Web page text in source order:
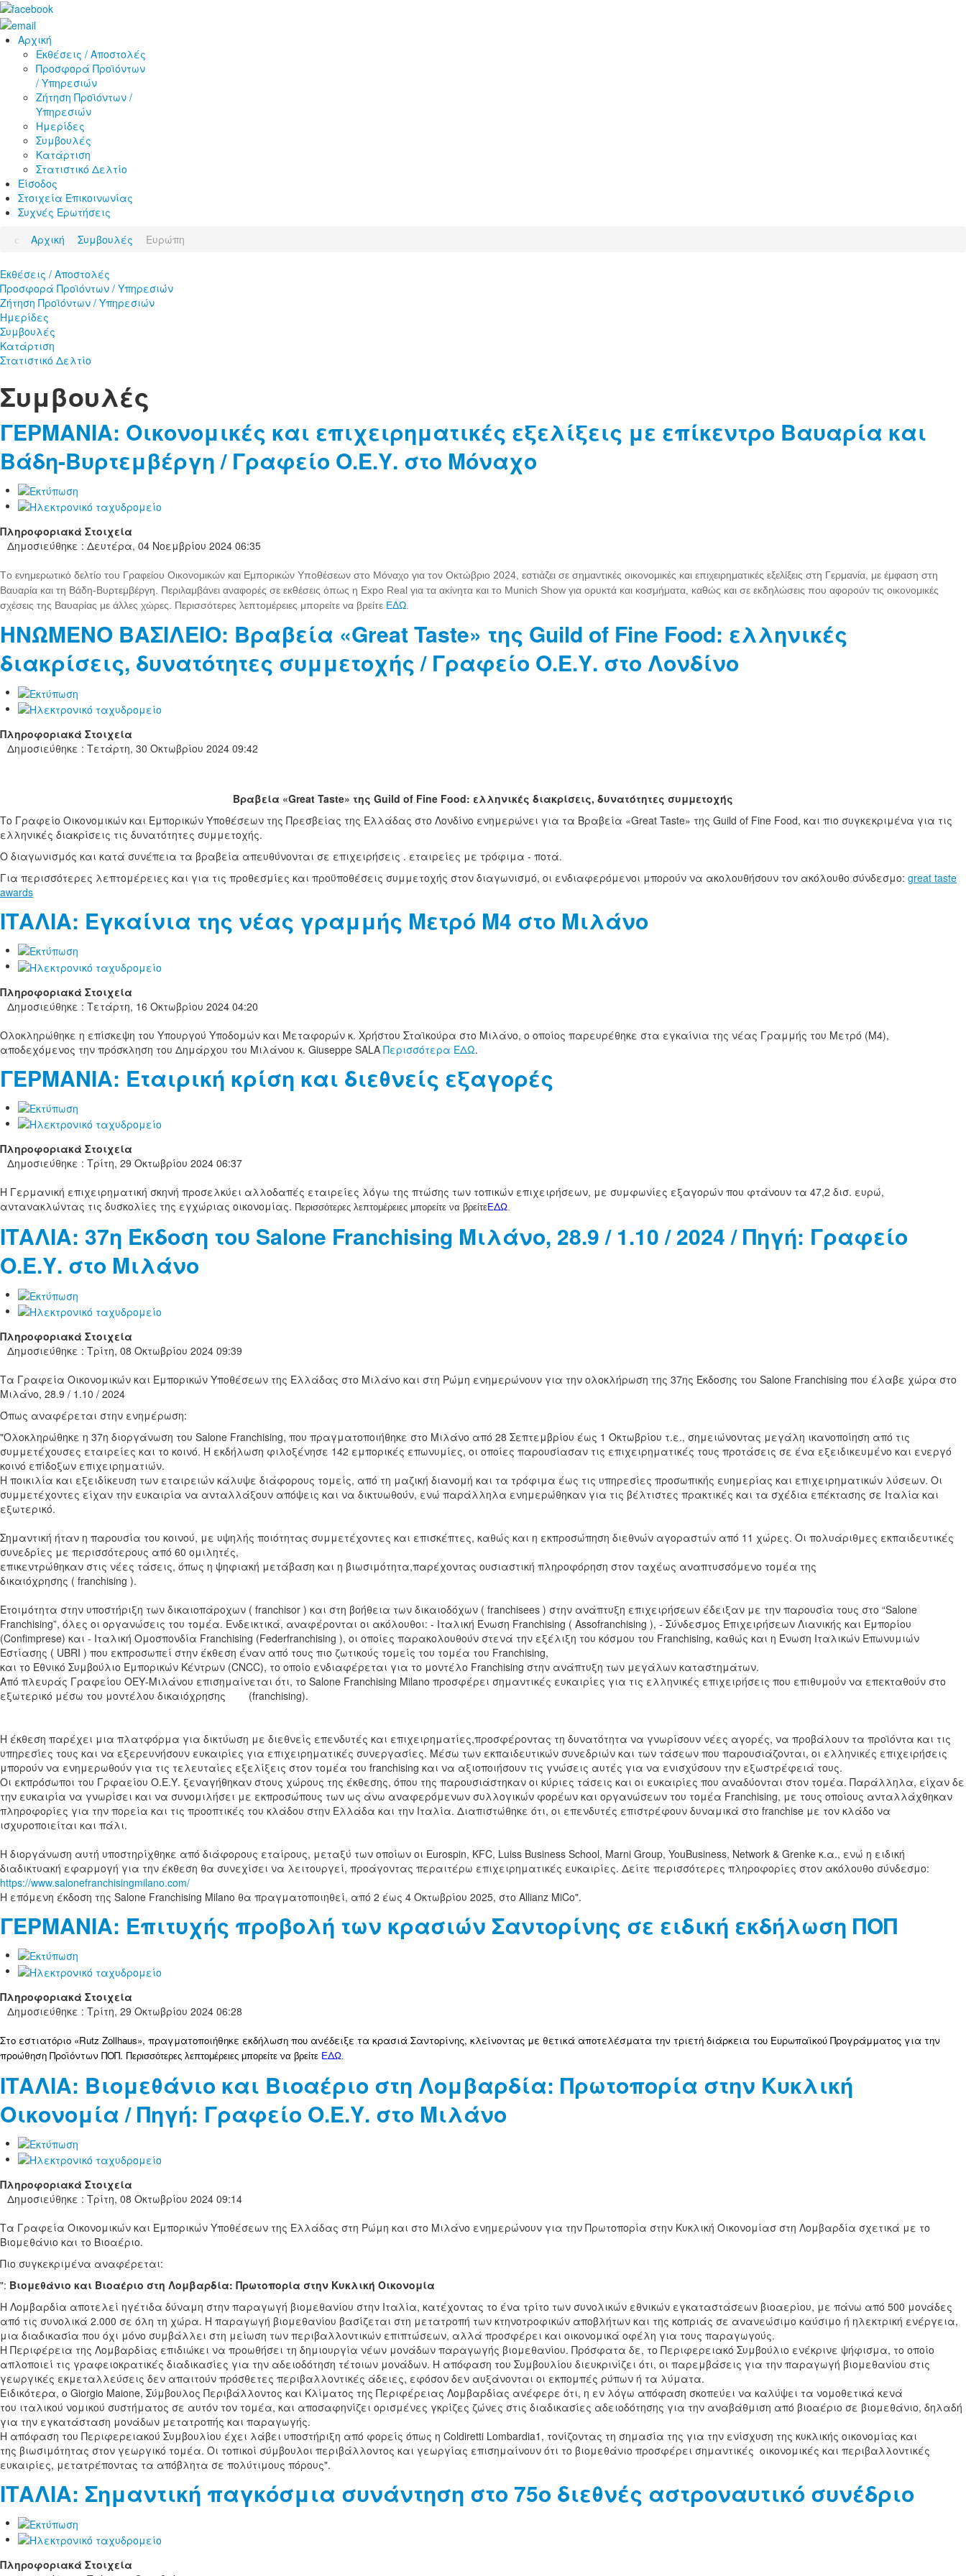
Αρχική
Εκθέσεις / Αποστολές
Προσφορά Προϊόντων
/ Υπηρεσιών
Ζήτηση Προϊόντων /
Υπηρεσιών
Ημερίδες
Συμβουλές
Κατάρτιση
Στατιστικό Δελτίο
Είσοδος
Στοιχεία Επικοινωνίας
Συχνές Ερωτήσεις
Αρχική
Συμβουλές Ευρώπη
Εκθέσεις / Αποστολές
Προσφορά Προϊόντων / Υπηρεσιών
Ζήτηση Προϊόντων / Υπηρεσιών
Ημερίδες
Συμβουλές
Κατάρτιση
Στατιστικό Δελτίο
Συμβουλές
ΓΕΡΜΑΝΙΑ: Οικονομικές και επιχειρηματικές εξελίξεις με επίκεντρο Βαυαρία και
Βάδη-Βυρτεμβέργη / Γραφείο Ο.Ε.Υ. στο Μόναχο
Πληροφοριακά Στοιχεία
Δημοσιεύθηκε : Δευτέρα, 04 Νοεμβρίου 2024 06:35
Tο ενημερωτικό δελτίο του Γραφείου Οικονομικών και Εμπορικών Υποθέσεων στο Μόναχο για τον Οκτώβριο 2024, εστιάζει σε σημαντικές οικονομικές και επιχειρηματικές εξελίξεις στη Γερμανία, με έμφαση στη
Βαυαρία και τη Βάδη-Βυρτεμβέργη. Περιλαμβάνει αναφορές σε εκθέσεις όπως η Expo Real για τα ακίνητα και το Munich Show για ορυκτά και κοσμήματα, καθώς και σε εκδηλώσεις που αφορούν τις οικονομικές
σχέσεις της Βαυαρίας με άλλες χώρες. Περισσότερες λεπτομέρειες μπορείτε να βρείτε ΕΔΩ.
ΗΝΩΜΕΝΟ ΒΑΣΙΛΕΙΟ: Βραβεία «Great Taste» της Guild of Fine Food: ελληνικές
διακρίσεις, δυνατότητες συμμετοχής / Γραφείο Ο.Ε.Υ. στο Λονδίνο
Πληροφοριακά Στοιχεία
Δημοσιεύθηκε : Τετάρτη, 30 Οκτωβρίου 2024 09:42
Βραβεία «Great Taste» της Guild of Fine Food: ελληνικές διακρίσεις, δυνατότητες συμμετοχής
Το Γραφείο Οικονομικών και Εμπορικών Υποθέσεων της Πρεσβείας της Ελλάδας στο Λονδίνο ενημερώνει για τα Βραβεία «Great Taste» της Guild of Fine Food, και πιο συγκεκριμένα για τις
ελληνικές διακρίσεις τις δυνατότητες συμμετοχής.
Ο διαγωνισμός και κατά συνέπεια τα βραβεία απευθύνονται σε επιχειρήσεις . εταιρείες με τρόφιμα - ποτά.
Για περισσότερες λεπτομέρειες και για τις προθεσμίες και προϋποθέσεις συμμετοχής στον διαγωνισμό, οι ενδιαφερόμενοι μπορούν να ακολουθήσουν τον ακόλουθο σύνδεσμο: great taste
awards
ΙΤΑΛΙΑ: Εγκαίνια της νέας γραμμής Μετρό Μ4 στο Μιλάνο
Πληροφοριακά Στοιχεία
Δημοσιεύθηκε : Τετάρτη, 16 Οκτωβρίου 2024 04:20
Ολοκληρώθηκε η επίσκεψη του Υπουργού Υποδομών και Μεταφορών κ. Χρήστου Σταϊκούρα στο Μιλάνο, ο οποίος παρευρέθηκε στα εγκαίνια της νέας Γραμμής του Μετρό (Μ4),
αποδεχόμενος την πρόσκληση του Δημάρχου του Μιλάνου κ. Giuseppe SALA Περισσότερα ΕΔΩ.
ΓΕΡΜΑΝΙΑ: Εταιρική κρίση και διεθνείς εξαγορές
Πληροφοριακά Στοιχεία
Δημοσιεύθηκε : Τρίτη, 29 Οκτωβρίου 2024 06:37
Η Γερμανική επιχειρηματική σκηνή προσελκύει αλλοδαπές εταιρείες λόγω της πτώσης των τοπικών επιχειρήσεων, με συμφωνίες εξαγορών που φτάνουν τα 47,2 δισ. ευρώ,
αντανακλώντας τις δυσκολίες της εγχώριας οικονομίας. Περισσότερες λεπτομέρειες μπορείτε να βρείτεΕΔΩ.
ΙΤΑΛΙΑ: 37η Έκδοση του Salone Franchising Μιλάνο, 28.9 / 1.10 / 2024 / Πηγή: Γραφείο
Ο.Ε.Υ. στο Μιλάνο
Πληροφοριακά Στοιχεία
Δημοσιεύθηκε : Τρίτη, 08 Οκτωβρίου 2024 09:39
Τα Γραφεία Οικονομικών και Εμπορικών Υποθέσεων της Ελλάδας στο Μιλάνο και στη Ρώμη ενημερώνουν για την ολοκλήρωση της 37ης Έκδοσης του Salone Franchising που έλαβε χώρα στο
Μιλάνο, 28.9 / 1.10 / 2024
Όπως αναφέρεται στην ενημέρωση:
"Ολοκληρώθηκε η 37η διοργάνωση του Salone Franchising, που πραγματοποιήθηκε στο Μιλάνο από 28 Σεπτεμβρίου έως 1 Οκτωβρίου τ.ε., σημειώνοντας μεγάλη ικανοποίηση από τις
συμμετέχουσες εταιρείες και το κοινό. Η εκδήλωση φιλοξένησε 142 εμπορικές επωνυμίες, οι οποίες παρουσίασαν τις επιχειρηματικές τους προτάσεις σε ένα εξειδικευμένο και ενεργό
κοινό επίδοξων επιχειρηματιών.
Η ποικιλία και εξειδίκευση των εταιρειών κάλυψε διάφορους τομείς, από τη μαζική διανομή και τα τρόφιμα έως τις υπηρεσίες προσωπικής ευημερίας και επιχειρηματικών λύσεων. Οι
συμμετέχοντες είχαν την ευκαιρία να ανταλλάξουν απόψεις και να δικτυωθούν, ενώ παράλληλα ενημερώθηκαν για τις βέλτιστες πρακτικές και τα σχέδια επέκτασης σε Ιταλία και
εξωτερικό.
Σημαντική ήταν η παρουσία του κοινού, με υψηλής ποιότητας συμμετέχοντες και επισκέπτες, καθώς και η εκπροσώπηση διεθνών αγοραστών από 11 χώρες. Οι πολυάριθμες εκπαιδευτικές
συνεδρίες με περισσότερους από 60 ομιλητές,
επικεντρώθηκαν στις νέες τάσεις, όπως η ψηφιακή μετάβαση και η βιωσιμότητα,παρέχοντας ουσιαστική πληροφόρηση στον ταχέως αναπτυσσόμενο τομέα της
δικαιόχρησης ( franchising ).
Ετοιμότητα στην υποστήριξη των δικαιοπάροχων ( franchisor ) και στη βοήθεια των δικαιοδόχων ( franchisees ) στην ανάπτυξη επιχειρήσεων έδειξαν με την παρουσία τους στο “Salone
Franchising”, όλες οι οργανώσεις του τομέα. Ενδεικτικά, αναφέρονται οι ακόλουθοι: - Ιταλική Ένωση Franchising ( Assofranchising ), - Σύνδεσμος Επιχειρήσεων Λιανικής και Εμπορίου
(Confimprese) και - Ιταλική Ομοσπονδία Franchising (Federfranchising ), οι οποίες παρακολουθούν στενά την εξέλιξη του κόσμου του Franchising, καθώς και η Ένωση Ιταλικών Επωνυμιών
Εστίασης ( UBRI ) που εκπροσωπεί στην έκθεση έναν από τους πιο ζωτικούς τομείς του τομέα του Franchising,
και το Εθνικό Συμβούλιο Εμπορικών Κέντρων (CNCC), το οποίο ενδιαφέρεται για το μοντέλο Franchising στην ανάπτυξη των μεγάλων καταστημάτων.
Από πλευράς Γραφείου ΟΕΥ-Μιλάνου επισημαίνεται ότι, το Salone Franchising Milano προσφέρει σημαντικές ευκαιρίες για τις ελληνικές επιχειρήσεις που επιθυμούν να επεκταθούν στο
εξωτερικό μέσω του μοντέλου δικαιόχρησης (franchising).
Η έκθεση παρέχει μια πλατφόρμα για δικτύωση με διεθνείς επενδυτές και επιχειρηματίες,προσφέροντας τη δυνατότητα να γνωρίσουν νέες αγορές, να προβάλουν τα προϊόντα και τις
υπηρεσίες τους και να εξερευνήσουν ευκαιρίες για επιχειρηματικές συνεργασίες. Μέσω των εκπαιδευτικών συνεδριών και των τάσεων που παρουσιάζονται, οι ελληνικές επιχειρήσεις
μπορούν να ενημερωθούν για τις τελευταίες εξελίξεις στον τομέα του franchising και να αξιοποιήσουν τις γνώσεις αυτές για να ενισχύσουν την εξωστρέφειά τους.
Οι εκπρόσωποι του Γρφαείου Ο.Ε.Υ. ξεναγήθηκαν στους χώρους της έκθεσης, όπου της παρουσιάστηκαν οι κύριες τάσεις και οι ευκαιρίες που αναδύονται στον τομέα. Παράλληλα, είχαν δε
την ευκαιρία να γνωρίσει και να συνομιλήσει με εκπροσώπους των ως άνω αναφερόμενων συλλογικών φορέων και οργανώσεων του τομέα Franchising, με τους οποίους ανταλλάχθηκαν
πληροφορίες για την πορεία και τις προοπτικές του κλάδου στην Ελλάδα και την Ιταλία. Διαπιστώθηκε ότι, οι επενδυτές επιστρέφουν δυναμικά στο franchise με τον κλάδο να
ισχυροποιείται και πάλι.
Η διοργάνωση αυτή υποστηρίχθηκε από διάφορους εταίρους, μεταξύ των οποίων οι Eurospin, KFC, Luiss Business School, Marni Group, YouBusiness, Network & Grenke κ.α., ενώ η ειδική
διαδικτυακή εφαρμογή για την έκθεση θα συνεχίσει να λειτουργεί, προάγοντας περαιτέρω επιχειρηματικές ευκαιρίες. Δείτε περισσότερες πληροφορίες στον ακόλουθο σύνδεσμο:
https://www.salonefranchisingmilano.com/
Η επόμενη έκδοση της Salone Franchising Milano θα πραγματοποιηθεί, από 2 έως 4 Οκτωβρίου 2025, στο Allianz MiCo".
ΓΕΡΜΑΝΙΑ: Επιτυχής προβολή των κρασιών Σαντορίνης σε ειδική εκδήλωση ΠΟΠ
Πληροφοριακά Στοιχεία
Δημοσιεύθηκε : Τρίτη, 29 Οκτωβρίου 2024 06:28
Στο εστιατόριο «Rutz Zollhaus», πραγματοποιήθηκε εκδήλωση που ανέδειξε τα κρασιά Σαντορίνης, κλείνοντας με θετικά αποτελέσματα την τριετή διάρκεια του Ευρωπαϊκού Προγράμματος για την
προώθηση Προϊόντων ΠΟΠ. Περισσότερες λεπτομέρειες μπορείτε να βρείτε ΕΔΩ
ΙΤΑΛΙΑ: Βιομεθάνιο και Βιοαέριο στη Λομβαρδία: Πρωτοπορία στην Κυκλική
Οικονομία / Πηγή: Γραφείο Ο.Ε.Υ. στο Μιλάνο
Πληροφοριακά Στοιχεία
Δημοσιεύθηκε : Τρίτη, 08 Οκτωβρίου 2024 09:14
Τα Γραφεία Οικονομικών και Εμπορικών Υποθέσεων της Ελλάδας στη Ρώμη και στο Μιλάνο ενημερώνουν για την Πρωτοπορία στην Κυκλική Οικονομίασ στη Λομβαρδία σχετικά με το
Βιομεθάνιο και το Βιοαέριο.
Πιο συγκεκριμένα αναφέρεται:
": Βιομεθάνιο και Βιοαέριο στη Λομβαρδία: Πρωτοπορία στην Κυκλική Οικονομία
Η Λομβαρδία αποτελεί ηγέτιδα δύναμη στην παραγωγή βιομεθανίου στην Ιταλία, κατέχοντας το ένα τρίτο των συνολικών εθνικών εγκαταστάσεων βιοαερίου, με πάνω από 500 μονάδες
από τις συνολικά 2.000 σε όλη τη χώρα. Η παραγωγή βιομεθανίου βασίζεται στη μετατροπή των κτηνοτροφικών αποβλήτων και της κοπριάς σε ανανεώσιμο καύσιμο ή ηλεκτρική ενέργεια,
μια διαδικασία που όχι μόνο συμβάλλει στη μείωση των περιβαλλοντικών επιπτώσεων, αλλά προσφέρει και οικονομικά οφέλη για τους παραγωγούς.
Η Περιφέρεια της Λομβαρδίας επιδιώκει να προωθήσει τη δημιουργία νέων μονάδων παραγωγής βιομεθανίου. Πρόσφατα δε, το Περιφερειακό Συμβούλιο ενέκρινε ψήφισμα, το οποίο
απλοποιεί τις γραφειοκρατικές διαδικασίες για την αδειοδότηση τέτοιων μονάδων. Η απόφαση του Συμβουλίου διευκρινίζει ότι, οι παρεμβάσεις για την παραγωγή βιομεθανίου στις
γεωργικές εκμεταλλεύσεις δεν απαιτούν πρόσθετες περιβαλλοντικές άδειες, εφόσον δεν αυξάνονται οι εκπομπές ρύπων ή τα λύματα.
Ειδικότερα, ο Giorgio Maione, Σύμβουλος Περιβάλλοντος και Κλίματος της Περιφέρειας Λομβαρδίας ανέφερε ότι, η εν λόγω απόφαση σκοπεύει να καλύψει τα νομοθετικά κενά
του ιταλικού νομικού συστήματος σε αυτόν τον τομέα, και αποσαφηνίζει ορισμένες γκρίζες ζώνες στις διαδικασίες αδειοδότησης για την αναβάθμιση από βιοαέριο σε βιομεθάνιο, δηλαδή
για την εγκατάσταση μονάδων μετατροπής και παραγωγής.
Η απόφαση του Περιφερειακού Συμβουλίου έχει λάβει υποστήριξη από φορείς όπως η Coldiretti Lombardia1, τονίζοντας τη σημασία της για την ενίσχυση της κυκλικής οικονομίας και
της βιωσιμότητας στον γεωργικό τομέα. Οι τοπικοί σύμβουλοι περιβάλλοντος και γεωργίας επισημαίνουν ότι το βιομεθάνιο προσφέρει σημαντικές οικονομικές και περιβαλλοντικές
ευκαιρίες, μετατρέποντας τα απόβλητα σε πολύτιμους πόρους".
ΙΤΑΛΙΑ: Σημαντική παγκόσμια συνάντηση στο 75ο διεθνές αστροναυτικό συνέδριο
Πληροφοριακά Στοιχεία